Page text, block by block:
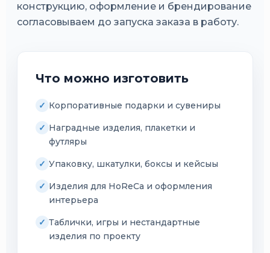
конструкцию, оформление и брендирование
согласовываем до запуска заказа в работу.
Что можно изготовить
Корпоративные подарки и сувениры
Наградные изделия, плакетки и
футляры
Упаковку, шкатулки, боксы и кейсыы
Изделия для HoReCa и оформления
интерьера
Таблички, игры и нестандартные
изделия по проекту